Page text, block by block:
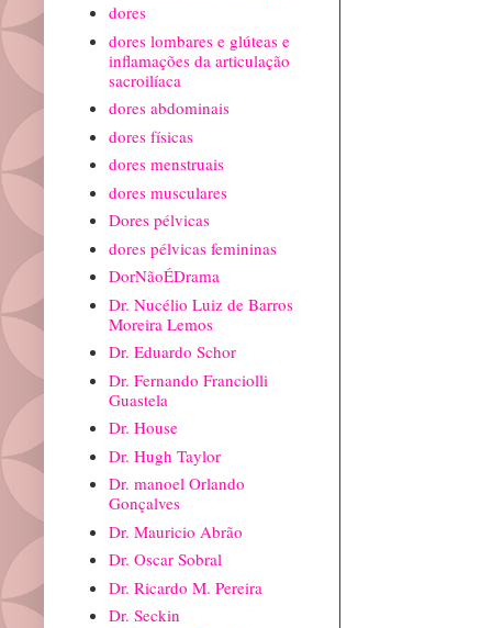
dores
dores lombares e glúteas e
inflamações da articulação
sacroilíaca
dores abdominais
dores físicas
dores menstruais
dores musculares
Dores pélvicas
dores pélvicas femininas
DorNãoÉDrama
Dr. Nucélio Luiz de Barros
Moreira Lemos
Dr. Eduardo Schor
Dr. Fernando Franciolli
Guastela
Dr. House
Dr. Hugh Taylor
Dr. manoel Orlando
Gonçalves
Dr. Mauricio Abrão
Dr. Oscar Sobral
Dr. Ricardo M. Pereira
Dr. Seckin